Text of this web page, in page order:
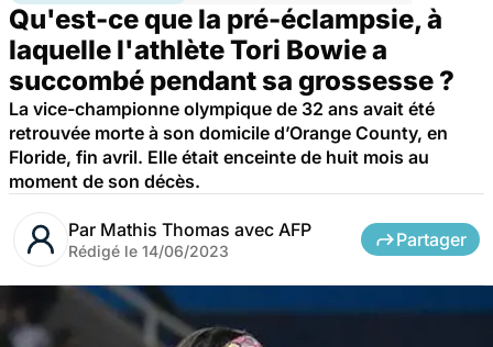
Qu'est-ce que la pré-éclampsie, à
laquelle l'athlète Tori Bowie a
succombé pendant sa grossesse ?
La vice-championne olympique de 32 ans avait été
retrouvée morte à son domicile d’Orange County, en
Floride, fin avril. Elle était enceinte de huit mois au
moment de son décès.
Par Mathis Thomas avec AFP
Rédigé le 14/06/2023
Partager